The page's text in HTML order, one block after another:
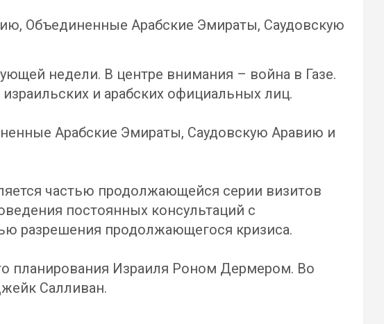
Объединенные Арабские Эмираты, Саудовскую
недели. В центре внимания – война в Газе.
и арабских официальных лиц.
Арабские Эмираты, Саудовскую Аравию и
частью продолжающейся серии визитов
постоянных консультаций с
разрешения продолжающегося кризиса.
планирования Израиля Роном Дермером. Во
Салливан.